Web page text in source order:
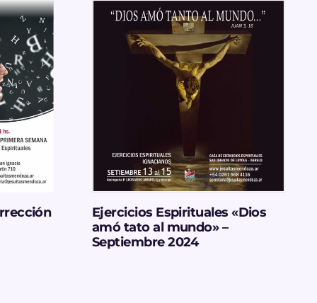
Ejercicios Espirituales «Dios
amó tato al mundo» –
Septiembre 2024